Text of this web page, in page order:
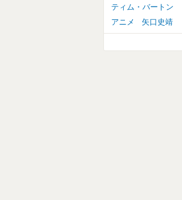
ティム・バートン
アニメ
矢口史靖